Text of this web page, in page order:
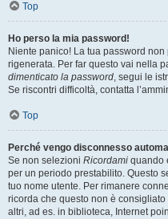
Top
Ho perso la mia password!
Niente panico! La tua password
rigenerata. Per far questo vai nella
dimenticato la password, segui le
Se riscontri difficoltà, contatta
Top
Perché vengo disconnesso
Se non selezioni Ricordami quando
per un periodo prestabilito. Questo
tuo nome utente. Per rimanere
ricorda che questo non è
altri, ad es. in biblioteca, Internet